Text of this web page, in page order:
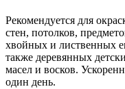
Рекомендуется для
стен, потолков,
хвойных и лиственных
также деревянных
масел и восков.
один день.